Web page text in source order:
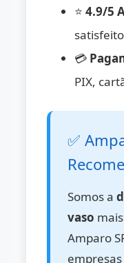
⭐4.9/5
💳
PIX,
✅
Somos a
vaso
Amparo